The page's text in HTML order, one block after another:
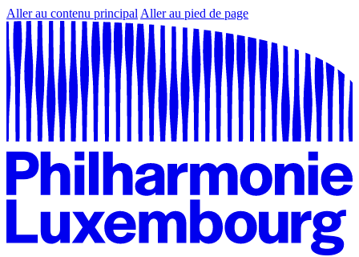
Aller au contenu principal Aller au pied de page